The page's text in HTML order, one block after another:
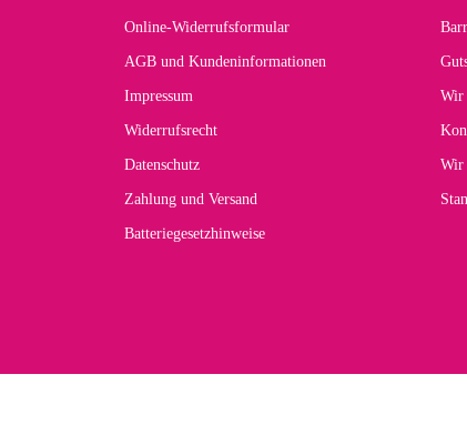
Online-Widerrufsformular
AGB und Kundeninformationen
Impressum
Widerrufsrecht
Datenschutz
Zahlung und Versand
Batteriegesetzhinweise
Wir
Wir